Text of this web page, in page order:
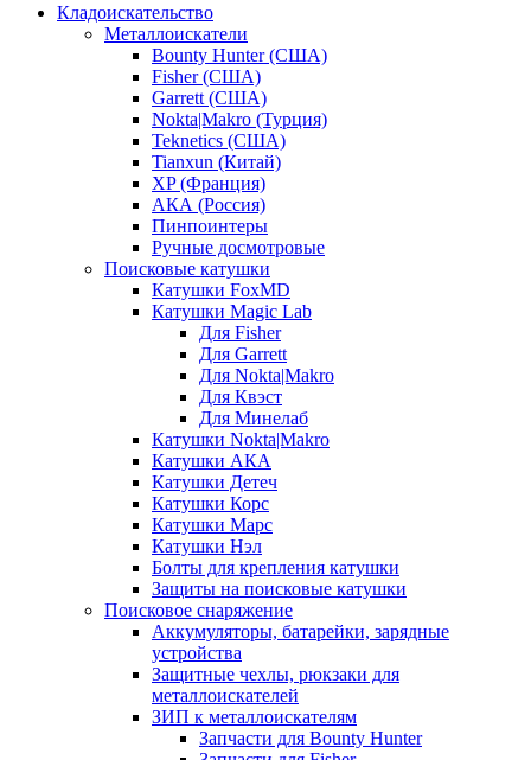
Кладоискательство
Металлоискатели
Bounty Hunter (США)
Fisher (США)
Garrett (США)
Nokta|Makro (Турция)
Teknetics (США)
Tianxun (Китай)
XP (Франция)
АКА (Россия)
Пинпоинтеры
Ручные досмотровые
Поисковые катушки
Катушки FoxMD
Катушки Magic Lab
Для Fisher
Для Garrett
Для Nokta|Makro
Для Квэст
Для Минелаб
Катушки Nokta|Makro
Катушки АКА
Катушки Детеч
Катушки Корс
Катушки Марс
Катушки Нэл
Болты для крепления катушки
Защиты на поисковые катушки
Поисковое снаряжение
Аккумуляторы, батарейки, зарядные
устройства
Защитные чехлы, рюкзаки для
металлоискателей
ЗИП к металлоискателям
Запчасти для Bounty Hunter